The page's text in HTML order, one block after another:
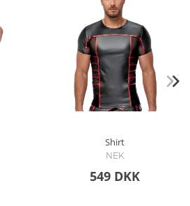
Shirt
NEK
549 DKK